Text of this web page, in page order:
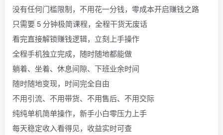
没有任何门槛限制，不用花一分钱，零成本开启赚钱之路
只需要 5 分钟极简课程，全程干货无废话
看完直接解锁赚钱逻辑，立刻上手操作
全程手机独立完成，随时随地都能做
躺着、坐着、休息间隙、下班业余时间
随时随地变现，时间完全自由
不用引流、不用带货、不用售后、不用交际
纯纯单机简单操作，新手小白零压力上手
每天稳定收入看得见，收益实时可查